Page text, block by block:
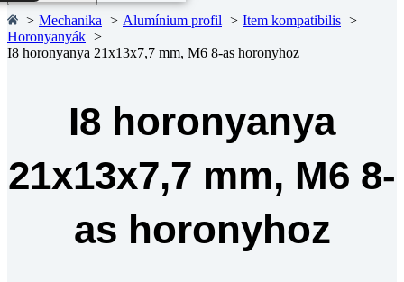
mm,
M6
8-
as
Mechanika Alumínium profil
Item kompatibilis
Horonyanyák
I8 horonyanya 21x13x7,7 mm, M6 8-as horonyhoz
I8 horonyanya
21x13x7,7 mm, M6 8-
as horonyhoz